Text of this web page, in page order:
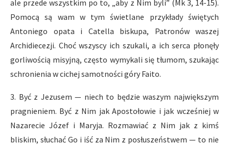
ale przede wszystkim po to, „aby z Nim byli” (Mk 3, 14-15).
Pomocą są wam w tym świetlane przykłady świętych
Antoniego opata i Catella biskupa, Patronów waszej
Archidiecezji. Choć wszyscy ich szukali, a ich serca płonęły
gorliwością misyjną, często wymykali się tłumom, szukając
schronienia w cichej samotności góry Faito.
3. Być z Jezusem — niech to będzie waszym największym
pragnieniem. Być z Nim jak Apostołowie i jak wcześniej w
Nazarecie Józef i Maryja. Rozmawiać z Nim jak z kimś
bliskim, słuchać Go i iść za Nim z posłuszeństwem — to nie